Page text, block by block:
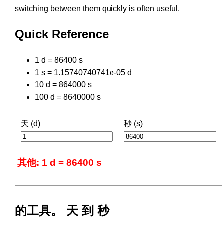
switching between them quickly is often useful.
Quick Reference
1 d = 86400 s
1 s = 1.15740740741e-05 d
10 d = 864000 s
100 d = 8640000 s
天 (d) 秒 (s)
其他: 1 d = 86400 s
的工具。 天 到 秒